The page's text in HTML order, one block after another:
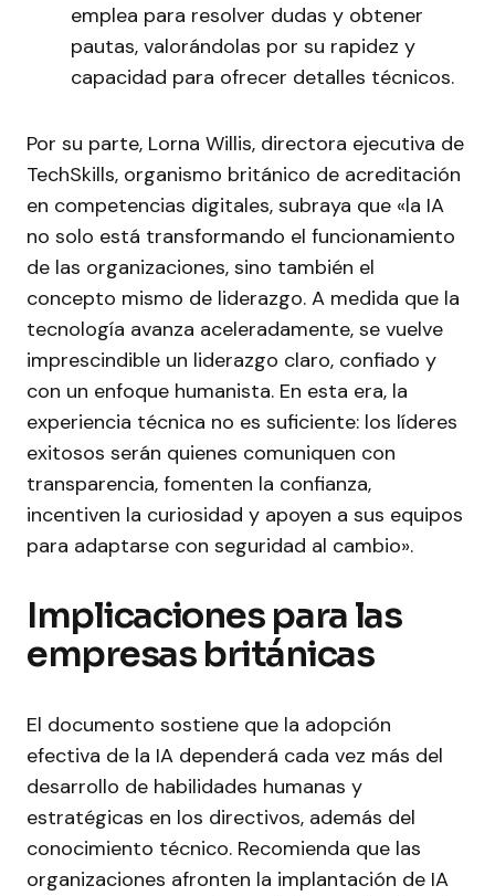
emplea para resolver dudas y obtener
pautas, valorándolas por su rapidez y
capacidad para ofrecer detalles técnicos.
Por su parte, Lorna Willis, directora ejecutiva de
TechSkills, organismo británico de acreditación
en competencias digitales, subraya que «la IA
no solo está transformando el funcionamiento
de las organizaciones, sino también el
concepto mismo de liderazgo. A medida que la
tecnología avanza aceleradamente, se vuelve
imprescindible un liderazgo claro, confiado y
con un enfoque humanista. En esta era, la
experiencia técnica no es suficiente: los líderes
exitosos serán quienes comuniquen con
transparencia, fomenten la confianza,
incentiven la curiosidad y apoyen a sus equipos
para adaptarse con seguridad al cambio».
Implicaciones para las
empresas británicas
El documento sostiene que la adopción
efectiva de la IA dependerá cada vez más del
desarrollo de habilidades humanas y
estratégicas en los directivos, además del
conocimiento técnico. Recomienda que las
organizaciones afronten la implantación de IA